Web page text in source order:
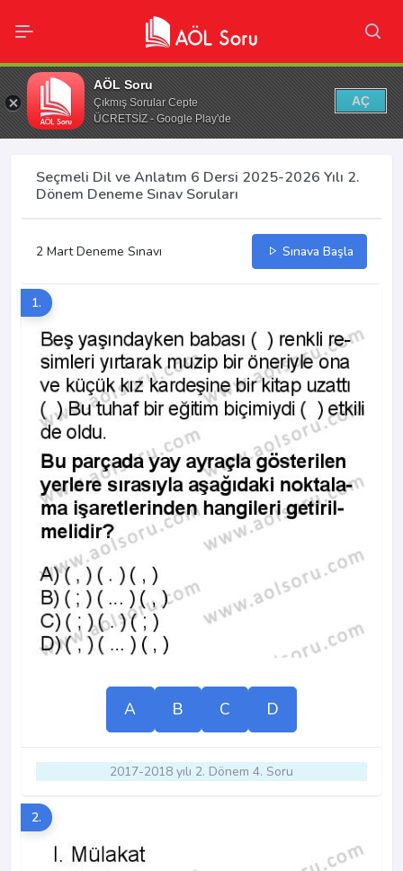
AÖL Soru
Çıkmış Sorular Cepte
ÜCRETSİZ - Google Play'de
AÇ
Seçmeli Dil ve Anlatım 6 Dersi 2025-2026 Yılı 2.
Dönem Deneme Sınav Soruları
2 Mart Deneme Sınavı Sınava Başla
1.
A B C D
2017-2018 yılı 2. Dönem 4. Soru
2.